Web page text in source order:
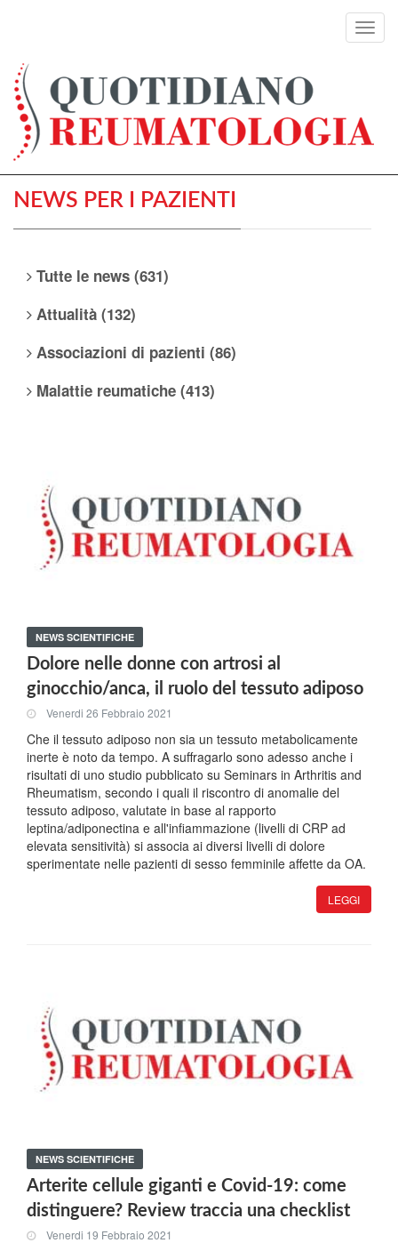
NEWS PER I PAZIENTI
Tutte le news (631)
Attualità (132)
Associazioni di pazienti (86)
Malattie reumatiche (413)
NEWS SCIENTIFICHE
Dolore nelle donne con artrosi al
ginocchio/anca, il ruolo del tessuto adiposo
Venerdi 26 Febbraio 2021
Che il tessuto adiposo non sia un tessuto metabolicamente
inerte è noto da tempo. A suffragarlo sono adesso anche i
risultati di uno studio pubblicato su Seminars in Arthritis and
Rheumatism, secondo i quali il riscontro di anomalie del
tessuto adiposo, valutate in base al rapporto
leptina/adiponectina e all'infiammazione (livelli di CRP ad
elevata sensitività) si associa ai diversi livelli di dolore
sperimentate nelle pazienti di sesso femminile affette da OA.
LEGGI
NEWS SCIENTIFICHE
Arterite cellule giganti e Covid-19: come
distinguere? Review traccia una checklist
Venerdi 19 Febbraio 2021